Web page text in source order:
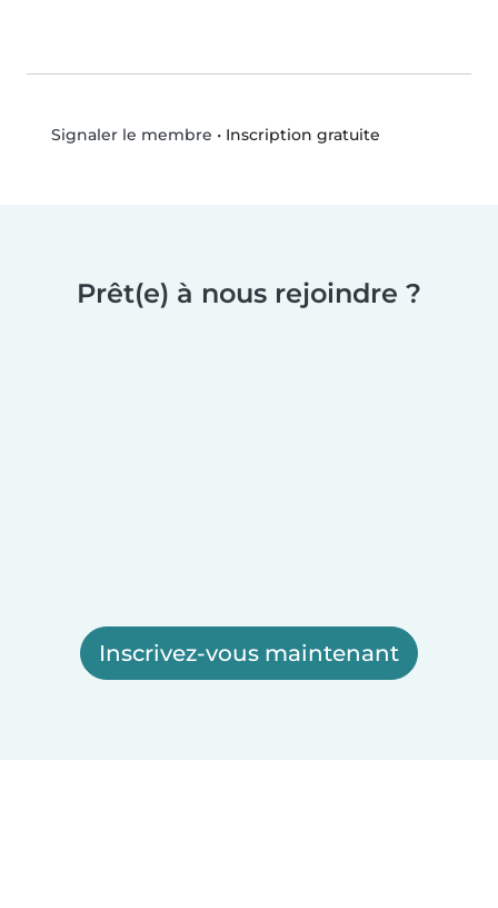
Signaler le membre • Inscription gratuite
Prêt(e) à nous rejoindre ?
Inscrivez-vous maintenant